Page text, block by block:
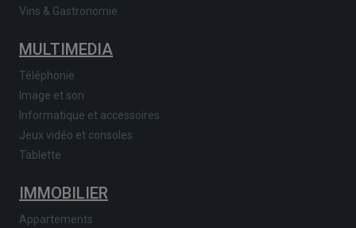
Vins & Gastronomie
MULTIMEDIA
Téléphonie
Image et son
Informatique et accessoires
Jeux vidéo et consoles
Tablette
IMMOBILIER
Appartements